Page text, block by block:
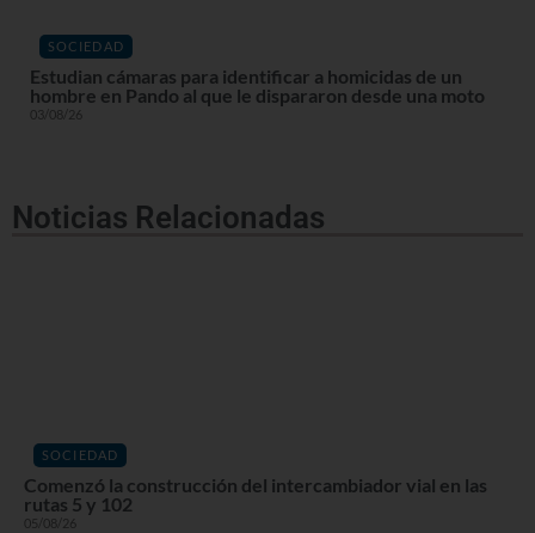
SOCIEDAD
Estudian cámaras para identificar a homicidas de un
hombre en Pando al que le dispararon desde una moto
03/08/26
Noticias Relacionadas
SOCIEDAD
Comenzó la construcción del intercambiador vial en las
rutas 5 y 102
05/08/26